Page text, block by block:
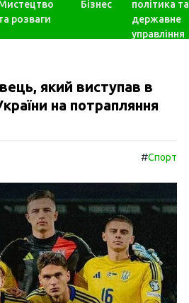
розваги
Бізнес
політика та
державне
управління
який виступав в
на потрапляння
#Спорт